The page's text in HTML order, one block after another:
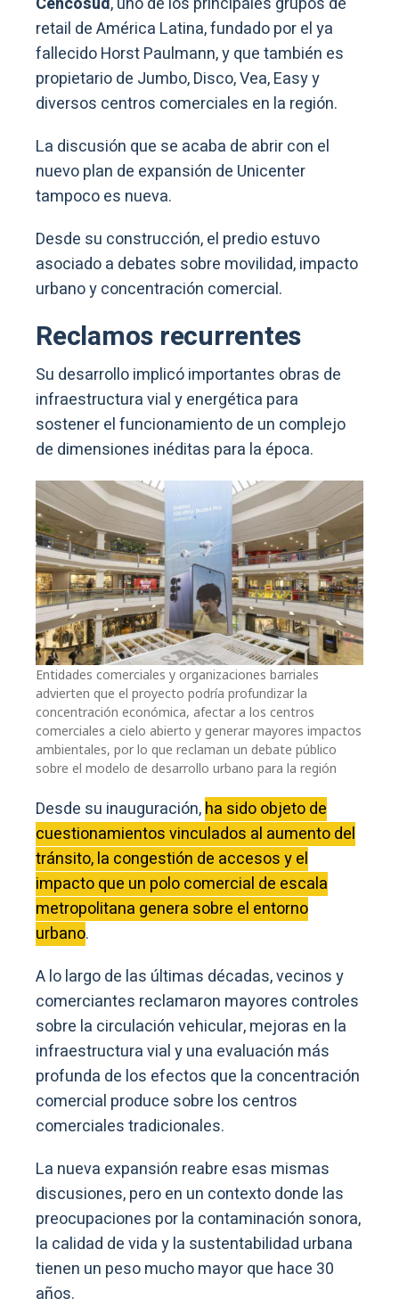
retail de América Latina, fundado por el ya
fallecido Horst Paulmann, y que también es
propietario de Jumbo, Disco, Vea, Easy y
diversos centros comerciales en la región.
La discusión que se acaba de abrir con el
nuevo plan de expansión de Unicenter
tampoco es nueva.
Desde su construcción, el predio estuvo
asociado a debates sobre movilidad, impacto
urbano y concentración comercial.
Reclamos recurrentes
Su desarrollo implicó importantes obras de
infraestructura vial y energética para
sostener el funcionamiento de un complejo
de dimensiones inéditas para la época.
Entidades comerciales y organizaciones barriales
advierten que el proyecto podría profundizar la
concentración económica, afectar a los centros
comerciales a cielo abierto y generar mayores impactos
ambientales, por lo que reclaman un debate público
sobre el modelo de desarrollo urbano para la región
Desde su inauguración,ha sido objeto de
cuestionamientos vinculados al aumento del
tránsito, la congestión de accesos y el
impacto que un polo comercial de escala
metropolitana genera sobre el entorno
urbano.
A lo largo de las últimas décadas, vecinos y
comerciantes reclamaron mayores controles
sobre la circulación vehicular, mejoras en la
infraestructura vial y una evaluación más
profunda de los efectos que la concentración
comercial produce sobre los centros
comerciales tradicionales.
La nueva expansión reabre esas mismas
discusiones, pero en un contexto donde las
preocupaciones por la contaminación sonora,
la calidad de vida y la sustentabilidad urbana
tienen un peso mucho mayor que hace 30
años.